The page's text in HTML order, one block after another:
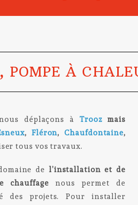
POMPE À
déplaçons à Troozmais
, Fléron, Chaufdontaine,
tous vos travaux.
de l’installation et de
chauffage nous permet de
des projets. Pour installer